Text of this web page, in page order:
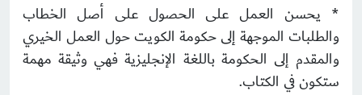
* يحسن العمل على الحصول على أصل الخطاب
والطلبات الموجهة إلى حكومة الكويت حول العمل الخيري
والمقدم إلى الحكومة باللغة الإنجليزية فهي وثيقة مهمة
ستكون في الكتاب.